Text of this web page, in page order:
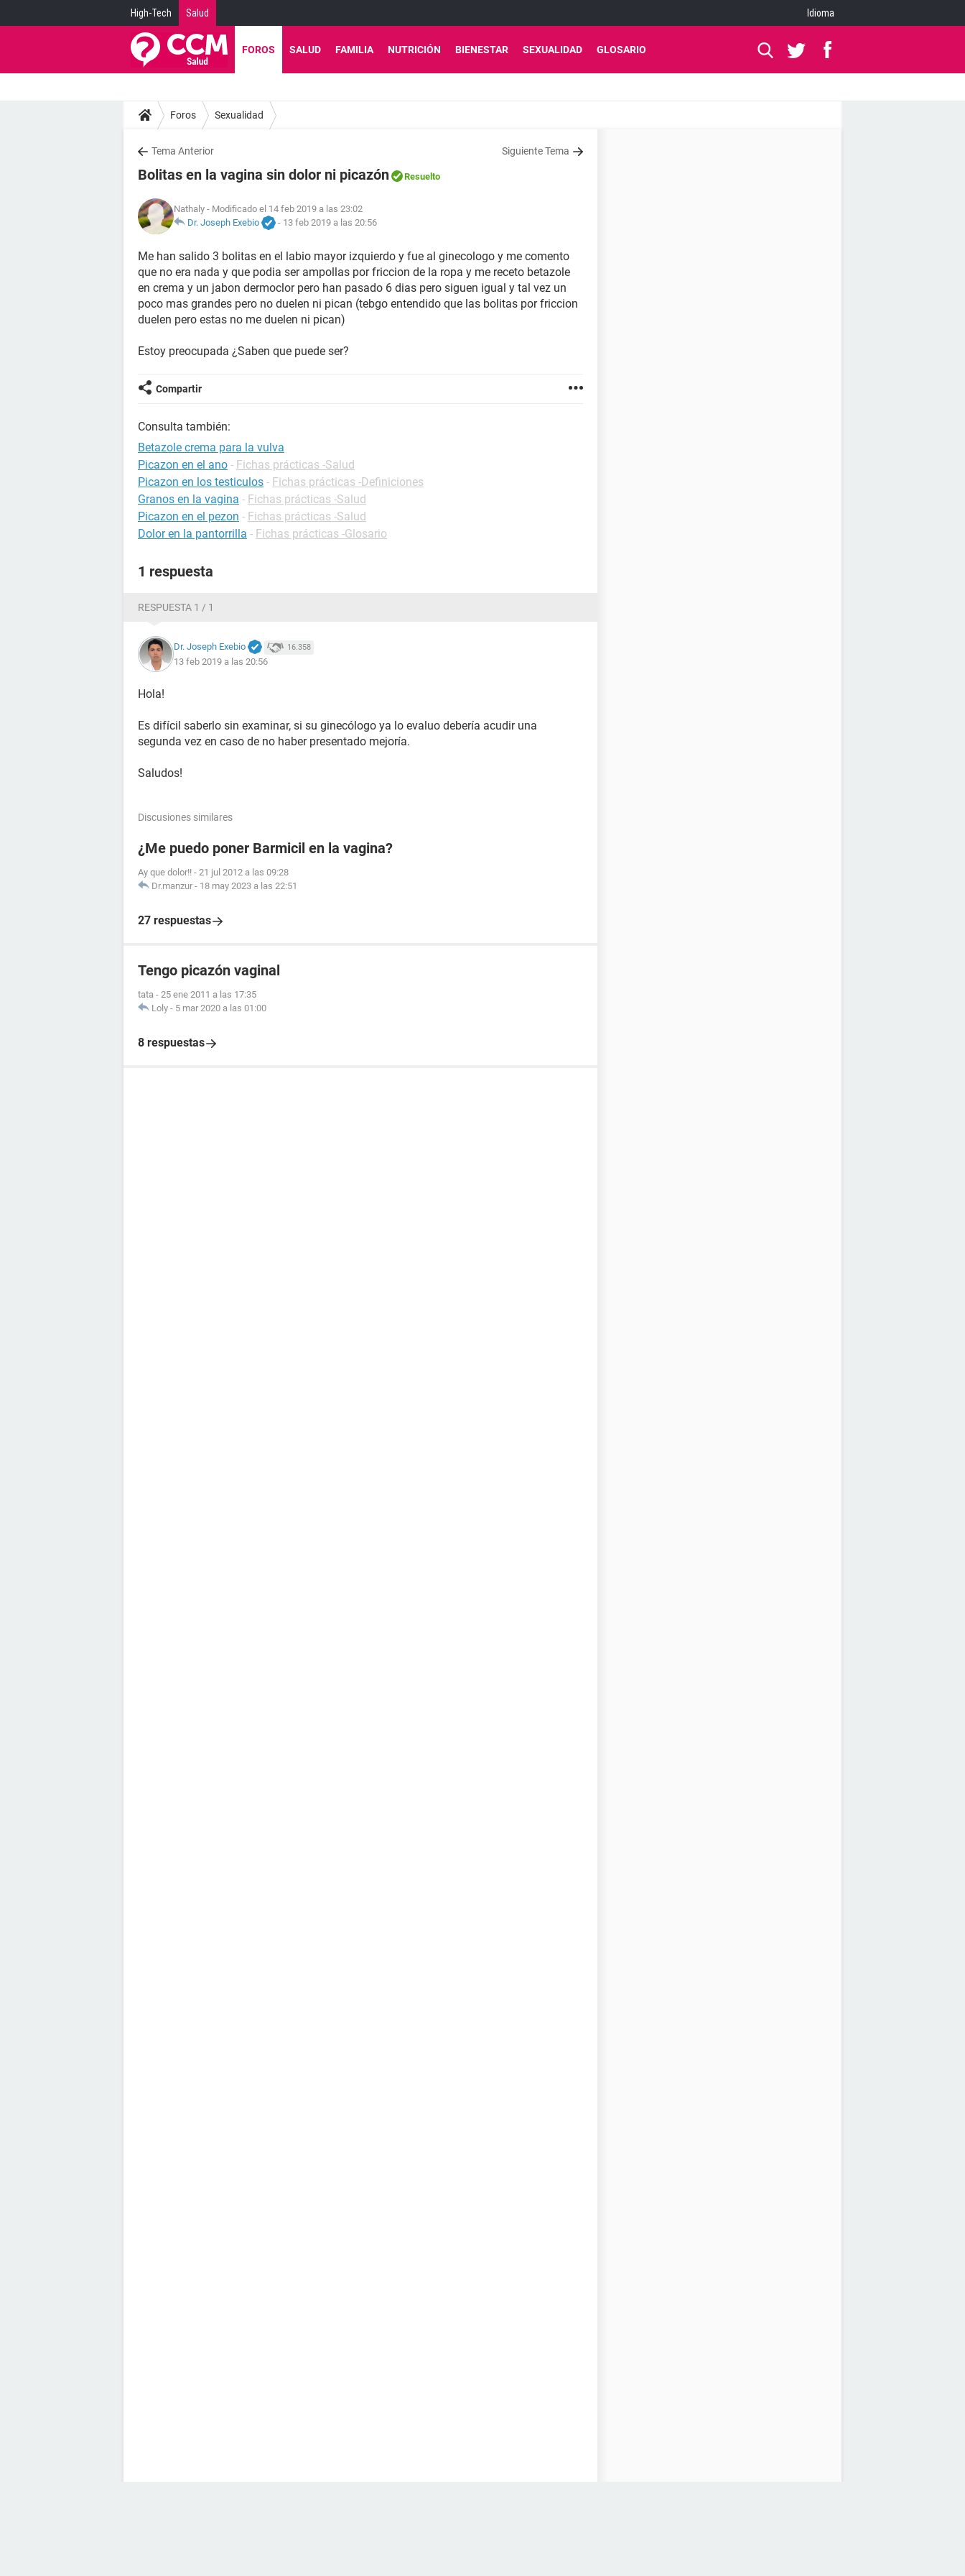
High-Tech Salud Idioma
FOROS SALUD FAMILIA NUTRICIÓN BIENESTAR SEXUALIDAD GLOSARIO
Foros Sexualidad
Tema Anterior Siguiente Tema
Bolitas en la vagina sin dolor ni picazón Resuelto
Nathaly - Modificado el 14 feb 2019 a las 23:02
Dr. Joseph Exebio
- 13 feb 2019 a las 20:56
Me han salido 3 bolitas en el labio mayor izquierdo y fue al ginecologo y me comento
que no era nada y que podia ser ampollas por friccion de la ropa y me receto betazole
en crema y un jabon dermoclor pero han pasado 6 dias pero siguen igual y tal vez un
poco mas grandes pero no duelen ni pican (tebgo entendido que las bolitas por friccion
duelen pero estas no me duelen ni pican)
Estoy preocupada ¿Saben que puede ser?
Compartir
Consulta también:
Betazole crema para la vulva
Picazon en el ano - Fichas prácticas -Salud
Picazon en los testiculos - Fichas prácticas -Definiciones
Granos en la vagina - Fichas prácticas -Salud
Picazon en el pezon - Fichas prácticas -Salud
Dolor en la pantorrilla - Fichas prácticas -Glosario
1 respuesta
RESPUESTA 1 / 1
Dr. Joseph Exebio 16.358
13 feb 2019 a las 20:56
Hola!
Es difícil saberlo sin examinar, si su ginecólogo ya lo evaluo debería acudir una
segunda vez en caso de no haber presentado mejoría.
Saludos!
Discusiones similares
¿Me puedo poner Barmicil en la vagina?
Ay que dolor!! - 21 jul 2012 a las 09:28
Dr.manzur - 18 may 2023 a las 22:51
27 respuestas
Tengo picazón vaginal
tata - 25 ene 2011 a las 17:35
Loly - 5 mar 2020 a las 01:00
8 respuestas